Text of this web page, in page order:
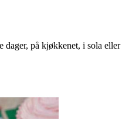
dager, på kjøkkenet, i sola eller